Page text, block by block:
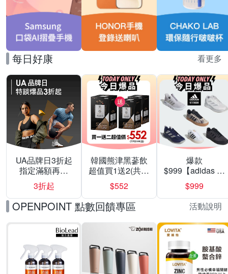
每日好康 看更多
UA品牌日3折起
指定滿額再折
200
3折起
韓國熊津黑蔘飲
超值買1送2(共24
入組)
$552
爆款
$999【adidas 愛
迪達】男/女 精選
運動鞋休閒鞋 任
選均一價
$999
OPENPOINT 點數回饋專區 活動說明